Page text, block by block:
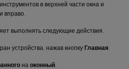
в верхней части окна и
вправо.
выполнять следующие действия.
устройства, нажав кнопку Главная
на оконный